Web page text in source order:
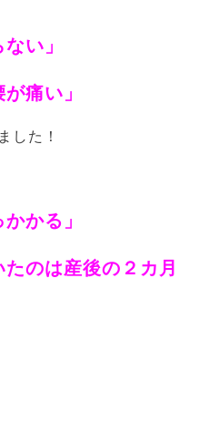
い」
痛い」
した！
かかる 」
たのは産後の２カ月